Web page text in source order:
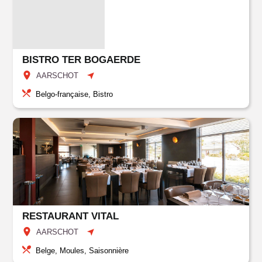
BISTRO TER BOGAERDE
AARSCHOT
Belgo-française, Bistro
RESTAURANT VITAL
AARSCHOT
Belge, Moules, Saisonnière